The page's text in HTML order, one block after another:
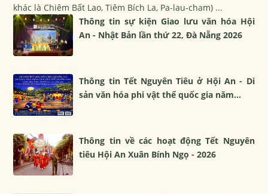
khác là Chiêm Bất Lao, Tiêm Bích La, Pa-lau-cham) ...
Thông tin sự kiện Giao lưu văn hóa Hội
An - Nhật Bản lần thứ 22, Đà Nẵng 2026
Thông tin Tết Nguyên Tiêu ở Hội An - Di
sản văn hóa phi vật thể quốc gia năm...
Thông tin về các hoạt động Tết Nguyên
tiêu Hội An Xuân Bính Ngọ - 2026